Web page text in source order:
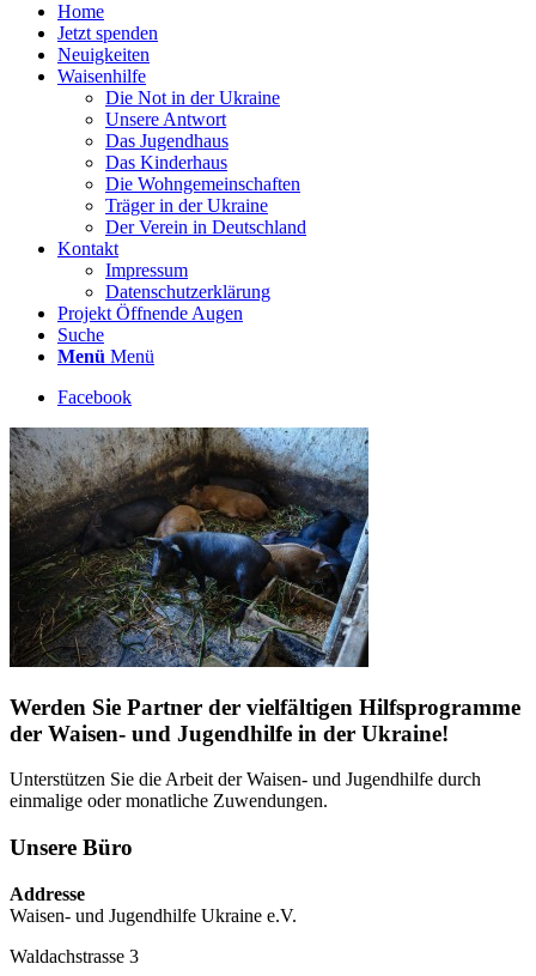
Home
Jetzt spenden
Neuigkeiten
Waisenhilfe
Die Not in der Ukraine
Unsere Antwort
Das Jugendhaus
Das Kinderhaus
Die Wohngemeinschaften
Träger in der Ukraine
Der Verein in Deutschland
Kontakt
Impressum
Datenschutzerklärung
Projekt Öffnende Augen
Suche
Menü Menü
Facebook
Werden Sie Partner der vielfältigen Hilfsprogramme
der Waisen- und Jugendhilfe in der Ukraine!
Unterstützen Sie die Arbeit der Waisen- und Jugendhilfe durch
einmalige oder monatliche Zuwendungen.
Unsere Büro
Addresse
Waisen- und Jugendhilfe Ukraine e.V.
Waldachstrasse 3